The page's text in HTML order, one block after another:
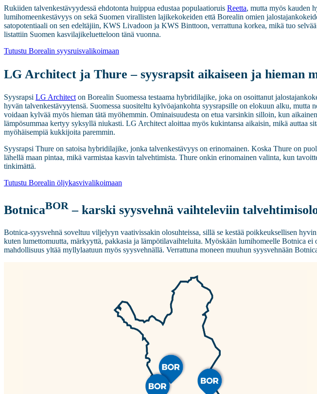
Rukiiden talvenkestävyydessä ehdotonta huippua edustaa populaatioruis Reetta, mutta myös kauden
lumihomeenkestävyys on sekä Suomen virallisten lajikekokeiden että Borealin omien
satopotentiaali on sen edeltäjiin, KWS Livadoon ja KWS Binttoon, verrattuna korkea, mikä tuo
listattiin Suomen kasvilajikeluetteloon tänä vuonna.
Tutustu Borealin syysruisvalikoimaan
LG Architect ja Thure – syysrapsit aikaiseen ja hieman
Syysrapsi LG Architect on Borealin Suomessa testaama hybridilajike, joka on osoittanut
hyvän talvenkestävyytensä. Suomessa suositeltu kylvöajankohta syysrapsille on elokuun alku, mutta
voidaan kylvää myös hieman tätä myöhemmin. Ominaisuudesta on etua varsinkin silloin, kun
lämpösummaa kertyy syksyllä niukasti. LG Architect aloittaa myös kukintansa aikaisin, mikä auttaa
myöhäisempiä kukkijoita paremmin.
Syysrapsi Thure on satoisa hybridilajike, jonka talvenkestävyys on erinomainen. Koska Thure on
lähellä maan pintaa, mikä varmistaa kasvin talvehtimista. Thure onkin erinomainen valinta, kun
tinkimättä.
Tutustu Borealin öljykasvivalikoimaan
BotnicaBOR – karski syysvehnä vaihteleviin
Botnica-syysvehnä soveltuu viljelyyn vaativissakin olosuhteissa, sillä se kestää poikkeuksellisen
kuten lumettomuutta, märkyyttä, pakkasia ja lämpötilavaihteluita. Myöskään lumihomeelle Botnica
mahdollisuus yltää myllylaatuun myös syysvehnällä. Verrattuna moneen muuhun syysvehnään